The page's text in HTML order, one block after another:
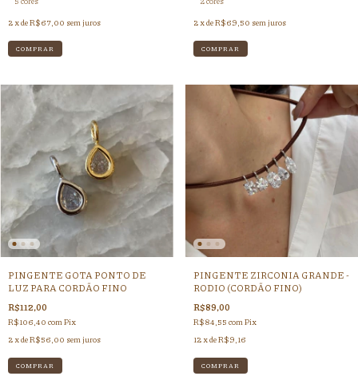
2 x deR$67,00 sem juros
COMPRAR
2 x deR$69,50 sem juros
COMPRAR
PINGENTE GOTA PONTO DE
LUZ PARA CORDÃO FINO
R$112,00
R$106,40 comPix
2 x deR$56,00 sem juros
COMPRAR
PINGENTE ZIRCONIA GRANDE -
RODIO (CORDÃO FINO)
R$89,00
R$84,55 comPix
12 x deR$9,16
COMPRAR